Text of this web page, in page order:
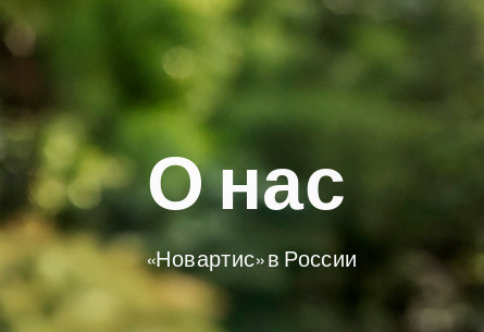
О нас
«Новартис» в России